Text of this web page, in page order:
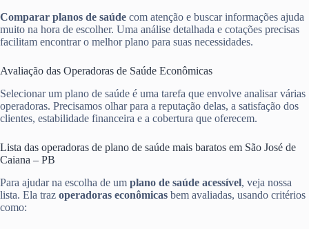
Comparar planos de saúde com atenção e buscar informações ajuda
muito na hora de escolher. Uma análise detalhada e cotações precisas
facilitam encontrar o melhor plano para suas necessidades.
Avaliação das Operadoras de Saúde Econômicas
Selecionar um plano de saúde é uma tarefa que envolve analisar várias
operadoras. Precisamos olhar para a reputação delas, a satisfação dos
clientes, estabilidade financeira e a cobertura que oferecem.
Lista das operadoras de plano de saúde mais baratos em São José de
Caiana – PB
Para ajudar na escolha de um plano de saúde acessível, veja nossa
lista. Ela traz operadoras econômicas bem avaliadas, usando critérios
como: